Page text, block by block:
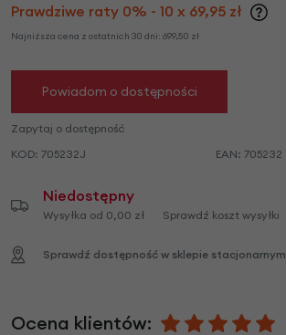
Prawdziwe raty 0% - 10 x 69,95 zł
Najniższa cena z ostatnich 30 dni: 699,50 zł
Powiadom o dostępności
Zapytaj o dostępność
KOD: 705232J EAN: 705232
Niedostępny
Wysyłka od 0,00 zł Sprawdź koszt wysyłki
Sprawdź dostępność w sklepie stacjonarnym
Ocena klientów: